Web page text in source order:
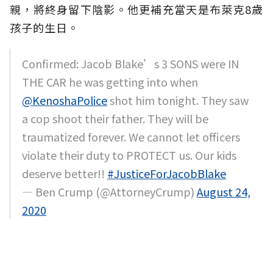
親，將終身留下陰影。他更補充當天是布萊克8歲
孩子的生日。
Confirmed: Jacob Blake’s 3 SONS were IN
THE CAR he was getting into when
@KenoshaPoliceshot him tonight. They saw
a cop shoot their father. They will be
traumatized forever. We cannot let officers
violate their duty to PROTECT us. Our kids
deserve better!! #JusticeForJacobBlake
— Ben Crump (@AttorneyCrump)August 24,
2020